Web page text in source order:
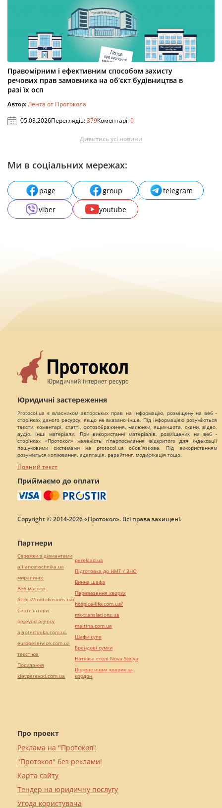
Правомірним і ефективним способом захисту
речових прав замовника на об’єкт будівництва в
разі їх осп
Автор:Лента от Протокола
05.08.2026Переглядів:379Коментарі:0
Дивитись усі новини
Ми в соціальних мережах:
page group
telegram
viber
youtube
Юридичні застереження
Protocol.ua є власником авторських прав на інформацію, розміщену на веб -
сторінках даного ресурсу, якщо не вказано інше. Під інформацією розуміються
тексти, коментарі, статті, фотозображення, малюнки, ящик-шота, скани, відео,
аудіо, інші матеріали. При використанні матеріалів, розміщених на веб -
сторінках «Протокол» наявність гіперпосилання відкритого для індексації
пошуковими системами на protocol.ua обов`язкове. Під використанням
розуміється копіювання, адаптація, рерайтинг, модифікація тощо.
Повний текст
Приймаємо до оплати
Copyright © 2014-2026 «Протокол». Всі права захищені.
Про проект
Реклама на "Протокол"
"Протокол" без реклами!
Карта сайту
Тендер на юридичну послугу
Угода користувача
Партнери
Сережки з діамантами
alliancetechnika.ua
миралинкс
Веб мастер
https://motokosmos.ua/
Синтезатори
perevod.agency
agrotechnika.com.ua
europeservice.com.ua
текст юа
Посилання
kievperevod.com.ua
pereklad.ua
Підготовка до НМТ / ЗНО
Винна шафа
Перевезення хворих
hospice-life.com.ua/
mk-translations.ua
maltina.com.ua
Шафи купе
Брендові сумки
Натяжні стелі Nova Stelya
Перевезення хворих за
кордон